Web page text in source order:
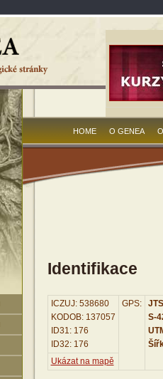
HOME O GENEA
Identifikace
ICZUJ: 538680
KODOB: 137057
ID31: 176
ID32: 176
GPS:
S-
Ukázat na mapě